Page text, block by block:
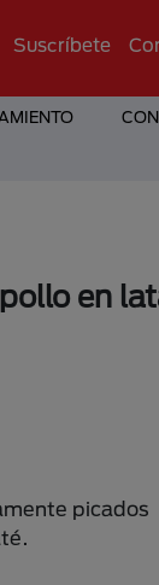
Suscríbete
en
picados